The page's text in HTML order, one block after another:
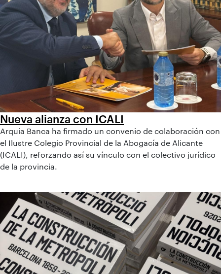
Nueva alianza con ICALI
Arquia Banca ha firmado un convenio de colaboración con
el Ilustre Colegio Provincial de la Abogacía de Alicante
(ICALI), reforzando así su vínculo con el colectivo jurídico
de la provincia.